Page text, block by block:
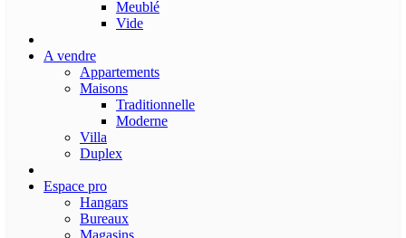
Meublé
Vide
A vendre
Appartements
Maisons
Traditionnelle
Moderne
Villa
Duplex
Espace pro
Hangars
Bureaux
Magasins